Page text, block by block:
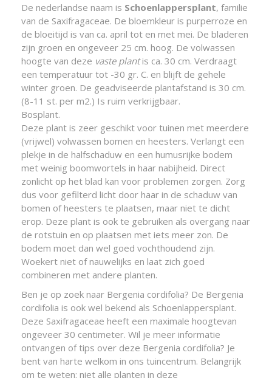
De nederlandse naam is Schoenlappersplant, familie
van de Saxifragaceae. De bloemkleur is purperroze en
de bloeitijd is van ca. april tot en met mei. De bladeren
zijn groen en ongeveer 25 cm. hoog. De volwassen
hoogte van deze vaste plantis ca. 30 cm. Verdraagt
een temperatuur tot -30 gr. C. en blijft de gehele
winter groen. De geadviseerde plantafstand is 30 cm.
(8-11 st. per m2.) Is ruim verkrijgbaar.
Bosplant.
Deze plant is zeer geschikt voor tuinen met meerdere
(vrijwel) volwassen bomen en heesters. Verlangt een
plekje in de halfschaduw en een humusrijke bodem
met weinig boomwortels in haar nabijheid. Direct
zonlicht op het blad kan voor problemen zorgen. Zorg
dus voor gefilterd licht door haar in de schaduw van
bomen of heesters te plaatsen, maar niet te dicht
erop. Deze plant is ook te gebruiken als overgang naar
de rotstuin en op plaatsen met iets meer zon. De
bodem moet dan wel goed vochthoudend zijn.
Woekert niet of nauwelijks en laat zich goed
combineren met andere planten.
Ben je op zoek naar Bergenia cordifolia? De Bergenia
cordifolia is ook wel bekend als Schoenlappersplant.
Deze Saxifragaceae heeft een maximale hoogtevan
ongeveer 30 centimeter. Wil je meer informatie
ontvangen of tips over deze Bergenia cordifolia? Je
bent van harte welkom in ons tuincentrum. Belangrijk
om te weten: niet alle planten in deze